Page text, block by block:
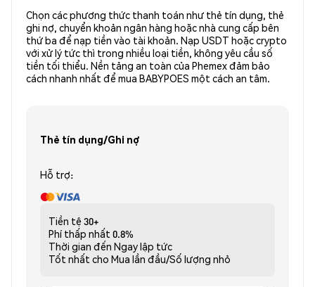
Chọn các phương thức thanh toán như thẻ tín dụng, thẻ
ghi nợ, chuyển khoản ngân hàng hoặc nhà cung cấp bên
thứ ba để nạp tiền vào tài khoản. Nạp USDT hoặc crypto
với xử lý tức thì trong nhiều loại tiền, không yêu cầu số
tiền tối thiểu. Nền tảng an toàn của Phemex đảm bảo
cách nhanh nhất để mua BABYPOES một cách an tâm.
Thẻ tín dụng/Ghi nợ
Hỗ trợ:
Tiền tệ 30+
Phí thấp nhất 0.8%
Thời gian đến Ngay lập tức
Tốt nhất cho Mua lần đầu/Số lượng nhỏ